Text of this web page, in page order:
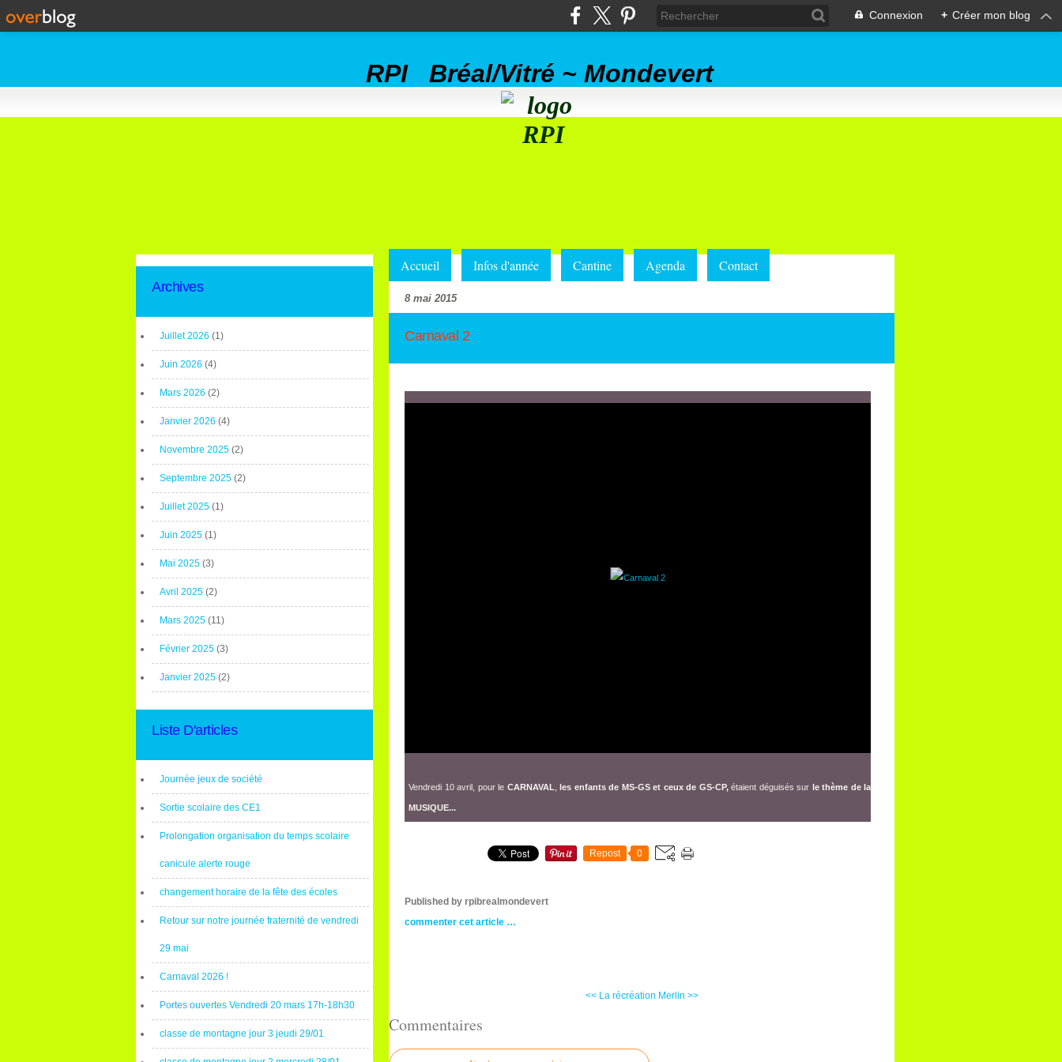
Connexion + Créer mon blog
RPI Bréal/Vitré ~ Mondevert
Archives
Juillet 2026 (1)
Juin 2026 (4)
Mars 2026 (2)
Janvier 2026 (4)
Novembre 2025 (2)
Septembre 2025 (2)
Juillet 2025 (1)
Juin 2025 (1)
Mai 2025 (3)
Avril 2025 (2)
Mars 2025 (11)
Février 2025 (3)
Janvier 2025 (2)
Liste D'articles
Journée jeux de société
Sortie scolaire des CE1
Prolongation organisation du temps scolaire
canicule alerte rouge
changement horaire de la fête des écoles
Retour sur notre journée fraternité de vendredi
29 mai
Carnaval 2026 !
Portes ouvertes Vendredi 20 mars 17h-18h30
classe de montagne jour 3 jeudi 29/01
Accueil Infos d'année Cantine Agenda Contact
8 mai 2015
Carnaval 2
Vendredi 10 avril, pour le CARNAVAL les enfants de MS-GS et ceux de GS-CP,étaient déguisés sur le thème de la
MUSIQUE...
Repost 0
Published by rpibrealmondevert
commenter cet article …
<< La récréation Merlin >>
Commentaires